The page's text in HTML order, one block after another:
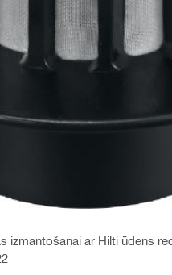
izmantošanai ar Hilti ūdens